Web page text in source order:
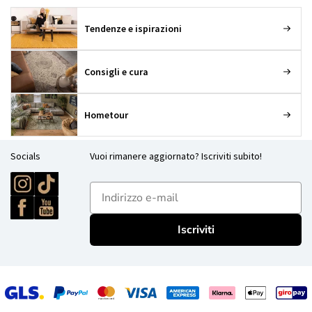
Tendenze e ispirazioni
Consigli e cura
Hometour
Socials Vuoi rimanere aggiornato? Iscriviti subito!
E-mailadres
Iscriviti